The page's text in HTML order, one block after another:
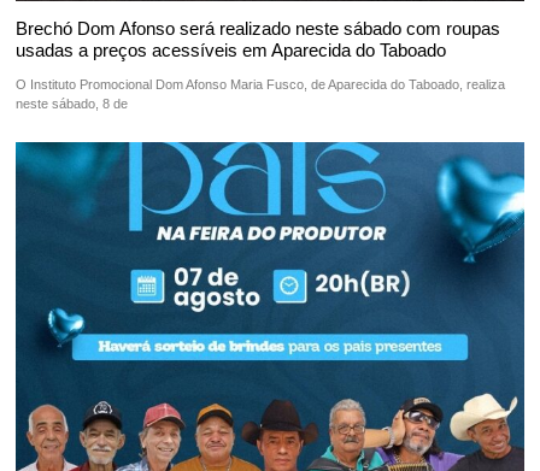
Brechó Dom Afonso será realizado neste sábado com roupas
usadas a preços acessíveis em Aparecida do Taboado
O Instituto Promocional Dom Afonso Maria Fusco, de Aparecida do Taboado, realiza
neste sábado, 8 de